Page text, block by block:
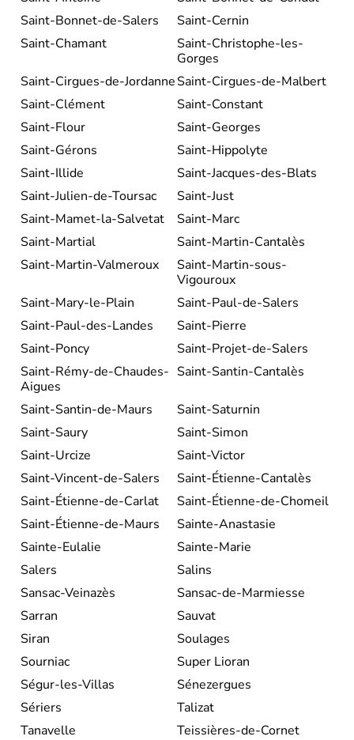
Saint-Bonnet-de-Salers
Saint-Cernin
Saint-Chamant
Saint-Christophe-les-
Gorges
Saint-Cirgues-de-JordanneSaint-Cirgues-de-Malbert
Saint-Clément
Saint-Constant
Saint-Flour
Saint-Georges
Saint-Gérons
Saint-Hippolyte
Saint-Illide
Saint-Jacques-des-Blats
Saint-Julien-de-Toursac
Saint-Just
Saint-Mamet-la-Salvetat
Saint-Marc
Saint-Martial
Saint-Martin-Cantalès
Saint-Martin-Valmeroux
Saint-Martin-sous-
Vigouroux
Saint-Mary-le-Plain
Saint-Paul-de-Salers
Saint-Paul-des-Landes
Saint-Pierre
Saint-Poncy
Saint-Projet-de-Salers
Saint-Rémy-de-Chaudes-
Aigues
Saint-Santin-Cantalès
Saint-Santin-de-Maurs
Saint-Saturnin
Saint-Saury
Saint-Simon
Saint-Urcize
Saint-Victor
Saint-Vincent-de-Salers
Saint-Étienne-Cantalès
Saint-Étienne-de-Carlat
Saint-Étienne-de-Chomeil
Saint-Étienne-de-Maurs
Sainte-Anastasie
Sainte-Eulalie
Sainte-Marie
Salers
Salins
Sansac-Veinazès
Sansac-de-Marmiesse
Sarran
Sauvat
Siran
Soulages
Sourniac
Super Lioran
Ségur-les-Villas
Sénezergues
Sériers
Talizat
Tanavelle
Teissières-de-Cornet